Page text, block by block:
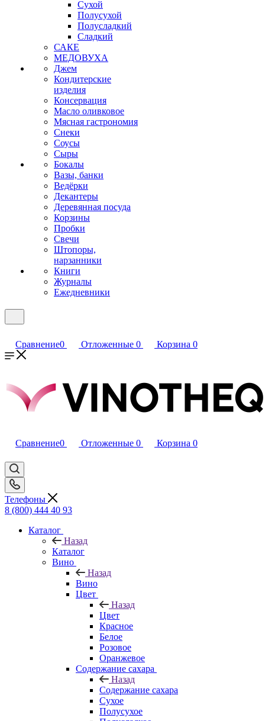
Сухой
Полусухой
Полусладкий
Сладкий
САКЕ
МЕДОВУХА
Джем
Кондитерские
изделия
Консервация
Масло оливковое
Мясная гастрономия
Снеки
Соусы
Сыры
Бокалы
Вазы, банки
Ведёрки
Декантеры
Деревянная посуда
Корзины
Пробки
Свечи
Штопоры,
нарзанники
Книги
Журналы
Ежедневники
Сравнение0 Отложенные 0 Корзина 0
Сравнение0 Отложенные 0 Корзина 0
Телефоны
8 (800) 444 40 93
Каталог
Назад
Каталог
Вино
Назад
Вино
Цвет
Назад
Цвет
Красное
Белое
Розовое
Оранжевое
Содержание сахара
Назад
Содержание сахара
Сухое
Полусухое